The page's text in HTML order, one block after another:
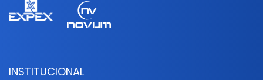
INSTITUCIONAL